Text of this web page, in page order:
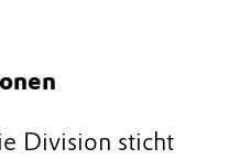
Division sticht